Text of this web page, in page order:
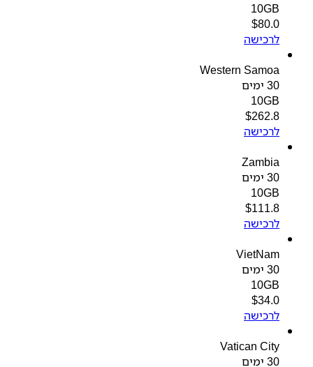
10GB
$80.0
לרכישה
Western Samoa
10GB
$262.8
לרכישה
Zambia
10GB
$111.8
לרכישה
VietNam
10GB
$34.0
לרכישה
Vatican City